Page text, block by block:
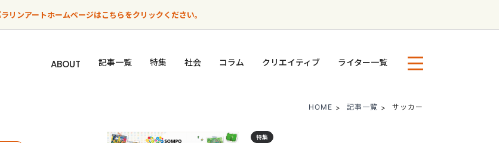
ラリンアートホームページはこちらをクリックください。
ABOUT 記事一覧 特集 社会 コラム クリエイティブ ライター一覧
HOME 記事一覧 サッカー
特集